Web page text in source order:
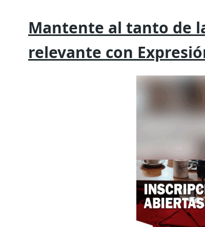
Mantente al tanto de
relevante con